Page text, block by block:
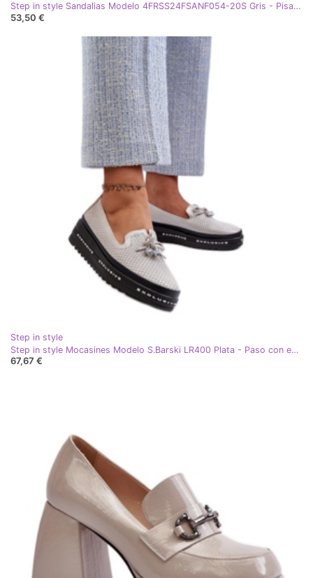
Step in style Sandalias Modelo 4FRSS24FSANF054-20S Gris - Pisa con estilo
53,50 €
Step in style
Step in style Mocasines Modelo S.Barski LR400 Plata - Paso con estilo gris
67,67 €